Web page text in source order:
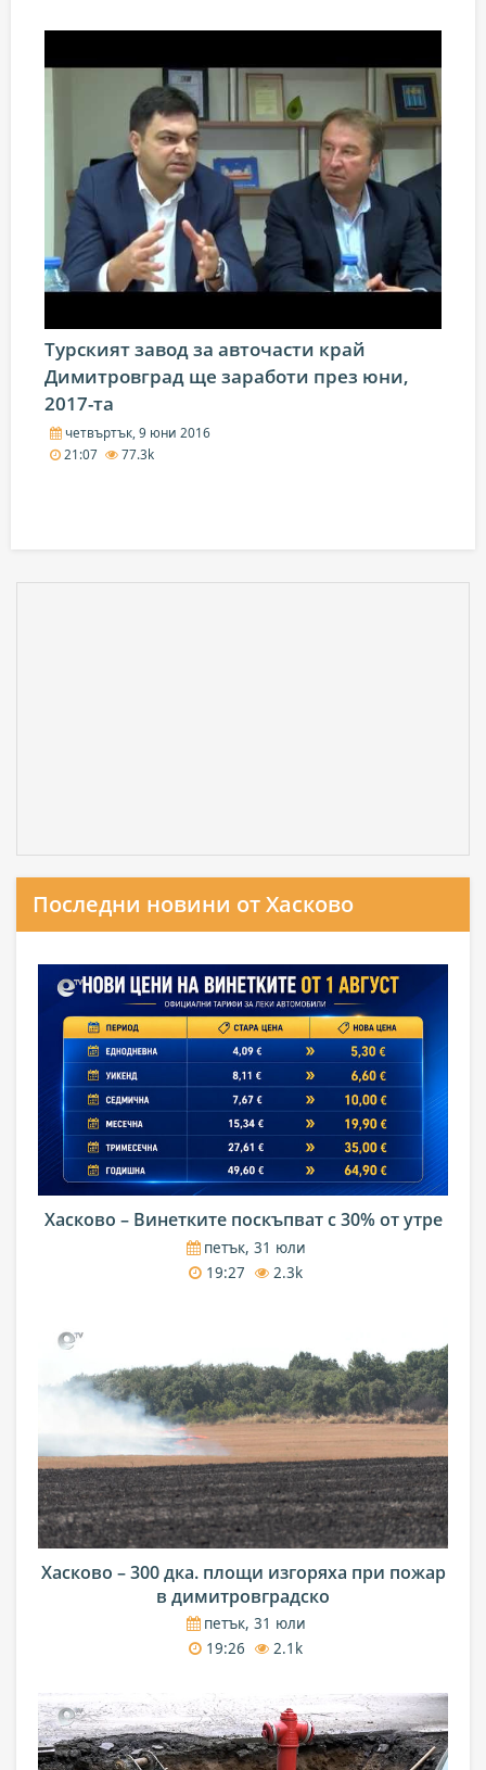
Турският завод за авточасти край
Димитровград ще заработи през юни,
2017-та
четвъртък, 9 юни 2016
21:07
77.3k
Последни новини от Хасково
Хасково – Винетките поскъпват с 30% от утре
петък, 31 юли
19:27
2.3k
Хасково – 300 дка. площи изгоряха при пожар
в димитровградско
петък, 31 юли
19:26
2.1k